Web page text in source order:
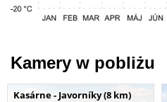
Kamery w pobliżu
Kasárne - Javorníky (8 km)